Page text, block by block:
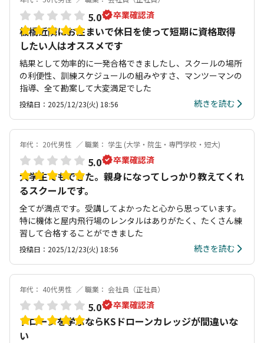
5.0 卒業確認済
板橋近隣にお住まいで休日を使って短期に資格取得
したい人はオススメです
結果として効率的に一発合格できましたし、スクールの場所
の利便性、訓練スケジュールの組みやすさ、マンツーマンの
指導、全て勘案して大変満足でした
投稿日：2025/12/23(火) 18:56 続きを読む
年代： 20代男性 職業： 学生 (大学・院生・専門学校・短大)
5.0 卒業確認済
大学生でもできた。親身になってしっかり教えてくれ
るスクールです。
全てが満点です。受講してよかったと心から思っています。
特に機体と屋内飛行場のレンタルはありがたく、たくさん練
習して合格することができました
投稿日：2025/12/23(火) 18:56 続きを読む
年代： 40代男性 職業： 会社員（正社員）
5.0 卒業確認済
ドローンを学ぶならKSドローンカレッジが間違いな
い